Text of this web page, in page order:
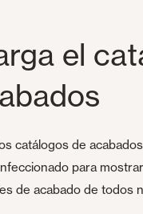
el
catálogos de
para
de acabado de todos